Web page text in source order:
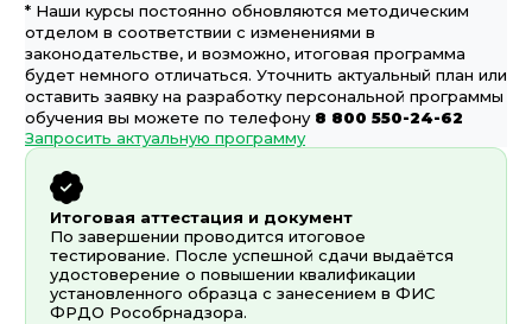
* Наши курсы постоянно обновляются методическим
отделом в соответствии с изменениями в
законодательстве, и возможно, итоговая программа
будет немного отличаться. Уточнить актуальный план или
оставить заявку на разработку персональной программы
обучения вы можете по телефону 8 800 550-24-62
Запросить актуальную программу
Итоговая аттестация и документ
По завершении проводится итоговое
тестирование. После успешной сдачи выдаётся
удостоверение о повышении квалификации
установленного образца с занесением в ФИС
ФРДО Рособрнадзора.